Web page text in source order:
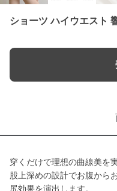
ショーツ ハイウエスト
穿くだけで理想の曲線美を
股上深めの設計でお腹から
尻効果を演出します。